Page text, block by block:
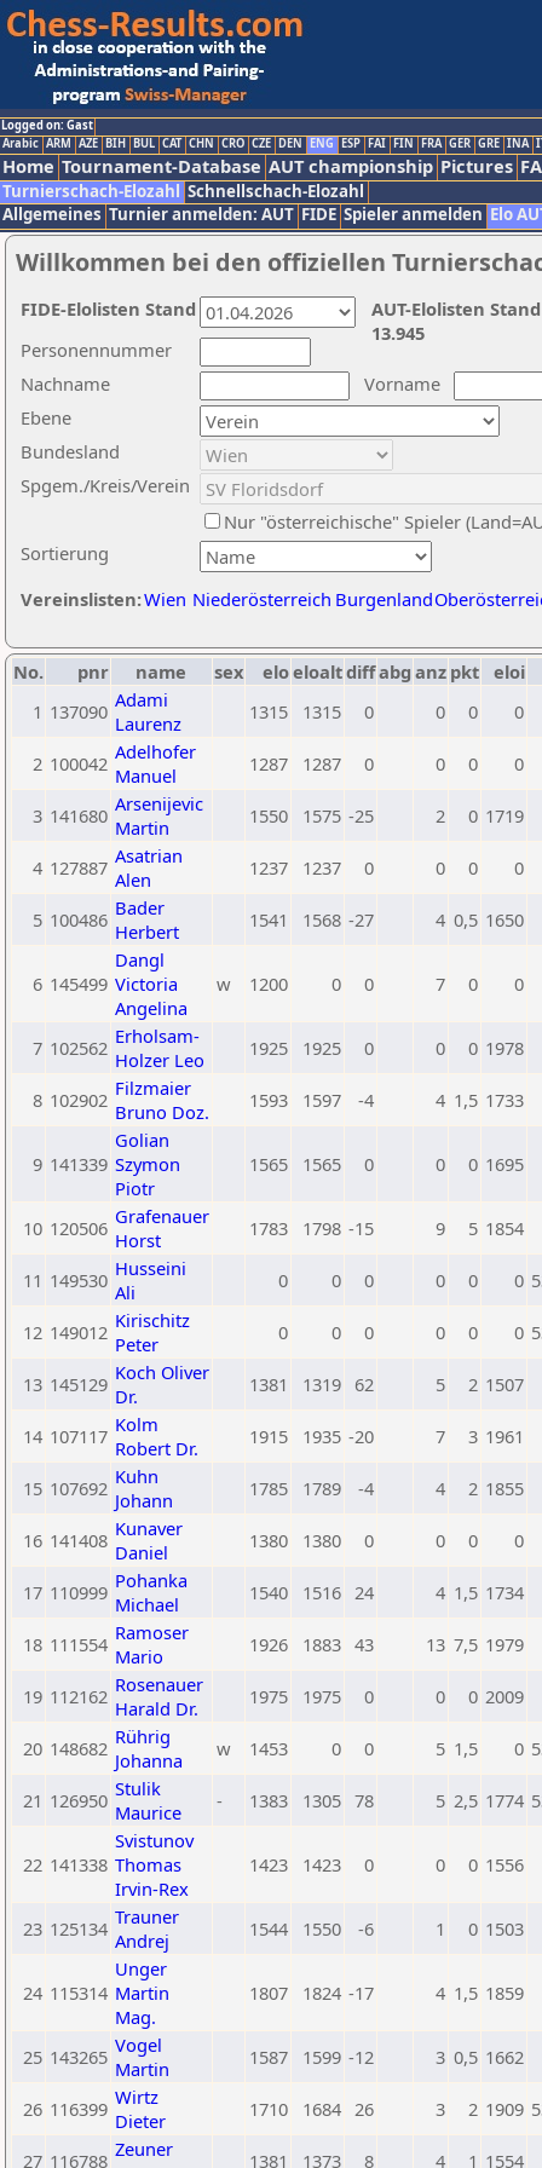
Logged on: Gast
Arabic ARM AZE BIH BUL CAT CHN CRO CZE DEN ENG ESP FAI FIN FRA GER GRE INA
Home Tournament-Database AUT championship Pictures
Turnierschach-Elozahl Schnellschach-Elozahl
Allgemeines Turnier anmelden: AUT FIDE Spieler anmelden Elo
Willkommen bei den offiziellen
Nachname
Vorname
Ebene
Sortierung
Personennummer
Bundesland
Spgem./Kreis/Verein
Nur "österreichische" Spieler
Vereinslisten:Wien Niederösterreich Burgenland
AUT-Elolisten
13.945
FIDE-Elolisten Stand
No. pnr name sex eloeloaltdiffabg anz pkt eloi
1 137090 Adami
Laurenz
1315 1315 0 0 0 0
2 100042 Adelhofer
Manuel
1287 1287 0 0 0 0
3 141680 Arsenijevic
Martin
1550 1575 -25 2 0 1719
4 127887 Asatrian
Alen
1237 1237 0 0 0 0
5 100486 Bader
Herbert
1541 1568 -27 4 0,5 1650
6 145499
Dangl
Victoria
Angelina
w 1200 0 0 7 0 0
7 102562 Erholsam-
Holzer Leo
1925 1925 0 0 0 1978
8 102902 Filzmaier
Bruno Doz.
1593 1597 -4 4 1,5 1733
9 141339
Golian
Szymon
Piotr
1565 1565 0 0 0 1695
10 120506 Grafenauer
Horst
1783 1798 -15 9 5 1854
11 149530 Husseini
Ali
0 0 0 0 0 0
12 149012 Kirischitz
Peter
0 0 0 0 0 0
13 145129 Koch Oliver
Dr.
1381 1319 62 5 2 1507
14 107117 Kolm
Robert Dr.
1915 1935 -20 7 3 1961
15 107692 Kuhn
Johann
1785 1789 -4 4 2 1855
16 141408 Kunaver
Daniel
1380 1380 0 0 0 0
17 110999 Pohanka
Michael
1540 1516 24 4 1,5 1734
18 111554 Ramoser
Mario
1926 1883 43 13 7,5 1979
19 112162 Rosenauer
Harald Dr.
1975 1975 0 0 0 2009
20 148682 Rührig
Johanna
w 1453 0 0 5 1,5 0
21 126950 Stulik
Maurice
- 1383 1305 78 5 2,5 1774
22 141338
Svistunov
Thomas
Irvin-Rex
1423 1423 0 0 0 1556
23 125134 Trauner
Andrej
1544 1550 -6 1 0 1503
24 115314
Unger
Martin
Mag.
1807 1824 -17 4 1,5 1859
25 143265 Vogel
Martin
1587 1599 -12 3 0,5 1662
26 116399 Wirtz
Dieter
1710 1684 26 3 2 1909
27 116788 Zeuner
1381 1373 8 4 1 1554